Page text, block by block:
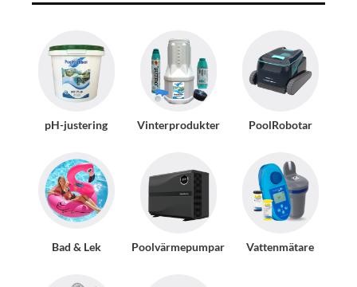
pH-justering Vinterprodukter PoolRobotar
Bad & Lek Poolvärmepumpar Vattenmätare